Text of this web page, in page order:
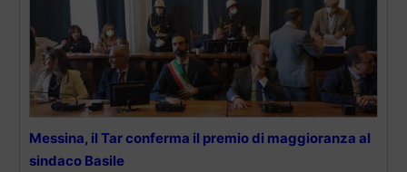
Messina, il Tar conferma il premio di maggioranza al
sindaco Basile